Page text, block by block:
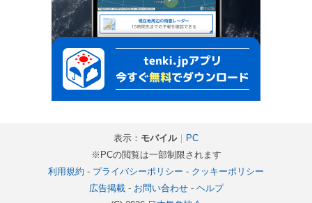
表示： モバイル｜ PC
※PCの閲覧は一部制限されます
利用規約 - プライバシーポリシー - クッキーポリシー
広告掲載- お問い合わせ- ヘルプ